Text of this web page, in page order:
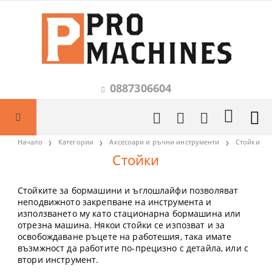
0887306604
Начало Категории Аксесоари и ръчни инструменти Стойки
Стойки
Стойките за бормашини и ъглошлайфи позволяват
неподвижното закрепване на инструмента и
използването му като стационарна бормашина или
отрезна машина. Някои стойки се изпозват и за
освобождаване ръцете на работешия, така имате
възмжност да работите по-прецизно с детайла, или с
втори инструмент.